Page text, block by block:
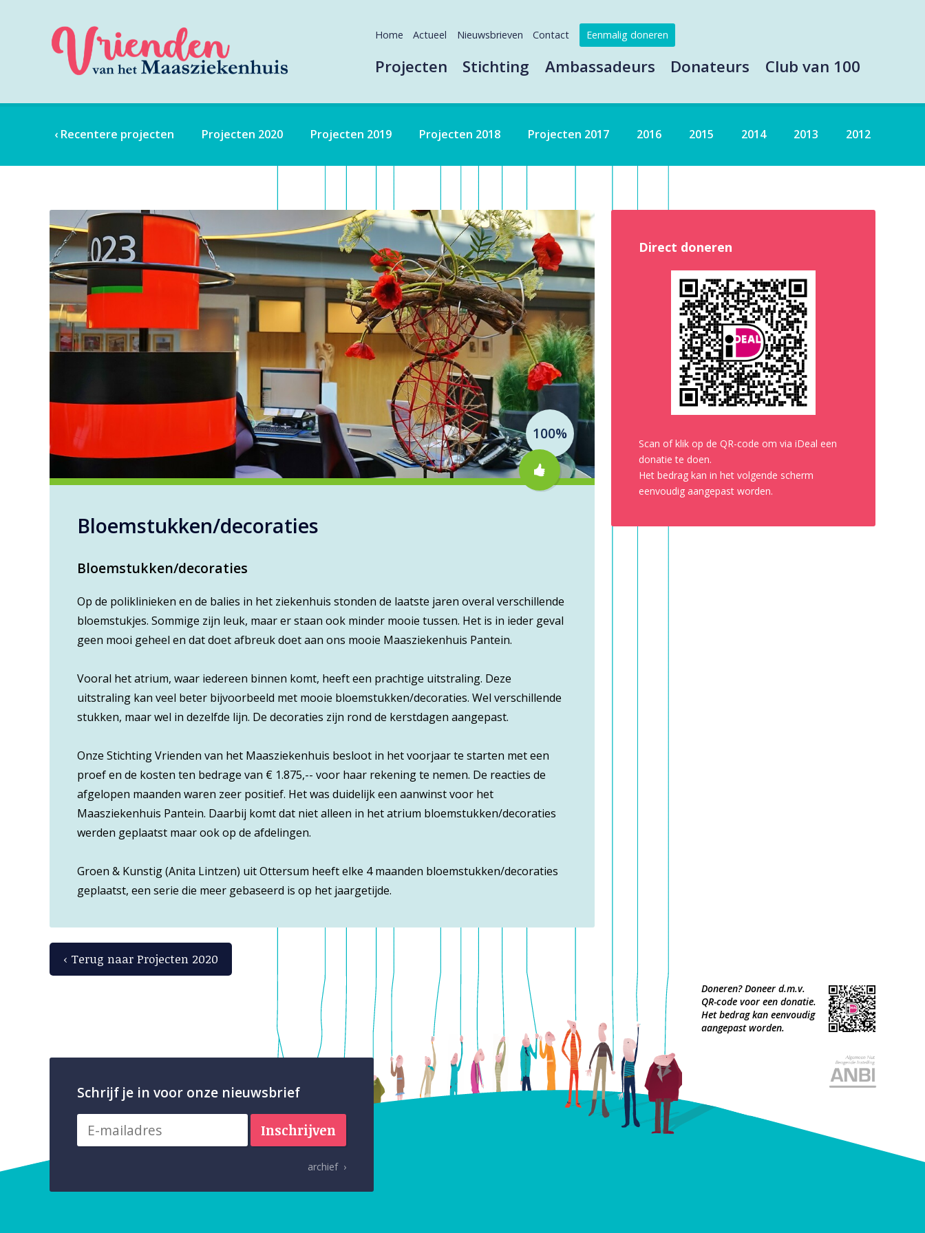
Home Actueel Nieuwsbrieven Contact Eenmalig doneren
Projecten Stichting Ambassadeurs Donateurs Club van 100
‹ Recentere projecten Projecten 2020 Projecten 2019 Projecten 2018 Projecten 2017 2016 2015 2014 2013 2012
100%
Bloemstukken/decoraties
Bloemstukken/decoraties
Op de poliklinieken en de balies in het ziekenhuis stonden de laatste jaren overal verschillende
bloemstukjes. Sommige zijn leuk, maar er staan ook minder mooie tussen. Het is in ieder geval
geen mooi geheel en dat doet afbreuk doet aan ons mooie Maasziekenhuis Pantein.
Vooral het atrium, waar iedereen binnen komt, heeft een prachtige uitstraling. Deze
uitstraling kan veel beter bijvoorbeeld met mooie bloemstukken/decoraties. Wel verschillende
stukken, maar wel in dezelfde lijn. De decoraties zijn rond de kerstdagen aangepast.
Onze Stichting Vrienden van het Maasziekenhuis besloot in het voorjaar te starten met een
proef en de kosten ten bedrage van € 1.875,-- voor haar rekening te nemen. De reacties de
afgelopen maanden waren zeer positief. Het was duidelijk een aanwinst voor het
Maasziekenhuis Pantein. Daarbij komt dat niet alleen in het atrium bloemstukken/decoraties
werden geplaatst maar ook op de afdelingen.
Groen & Kunstig (Anita Lintzen) uit Ottersum heeft elke 4 maanden bloemstukken/decoraties
geplaatst, een serie die meer gebaseerd is op het jaargetijde.
‹ Terug naar Projecten 2020
Direct doneren
Scan of klik op de QR-code om via iDeal een
donatie te doen.
Het bedrag kan in het volgende scherm
eenvoudig aangepast worden.
Doneren? Doneer d.m.v.
QR-code voor een donatie.
Het bedrag kan eenvoudig
aangepast worden.
Schrijf je in voor onze nieuwsbrief
archief ›